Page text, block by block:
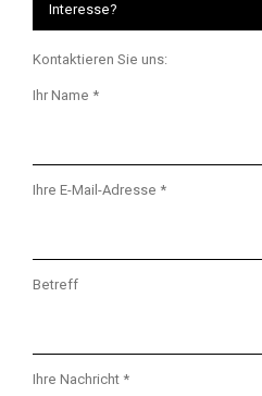
Interesse?
Kontaktieren Sie uns:
Ihr Name *
Ihre E-Mail-Adresse *
Betreff
Ihre Nachricht *